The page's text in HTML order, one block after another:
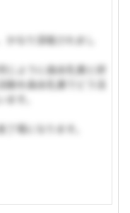
なり深堀されまし
じように森永乳業と研
動を森永乳業でどう活
す。
場になります。